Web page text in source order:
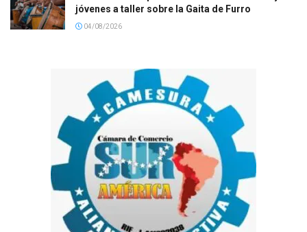
jóvenes a taller sobre la Gaita de Furro
04/08/2026